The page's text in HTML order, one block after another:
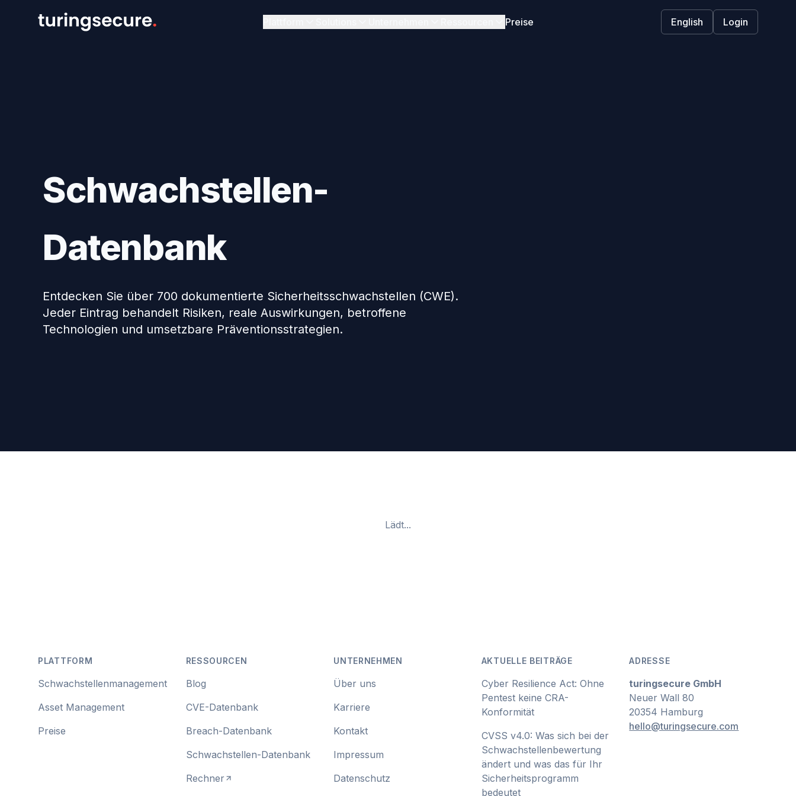
Preise English Login
Schwachstellen-
Datenbank
Entdecken Sie über 700 dokumentierte Sicherheitsschwachstellen (CWE).
Jeder Eintrag behandelt Risiken, reale Auswirkungen, betroffene
Technologien und umsetzbare Präventionsstrategien.
Lädt...
PLATTFORM
Schwachstellenmanagement
Asset Management
Preise
RESSOURCEN
Blog
CVE-Datenbank
Breach-Datenbank
Schwachstellen-Datenbank
Rechner
UNTERNEHMEN
Über uns
Karriere
Kontakt
Impressum
Datenschutz
AKTUELLE BEITRÄGE
Cyber Resilience Act: Ohne
Pentest keine CRA-
Konformität
CVSS v4.0: Was sich bei der
Schwachstellenbewertung
ändert und was das für Ihr
Sicherheitsprogramm
bedeutet
ADRESSE
turingsecure GmbH
Neuer Wall 80
20354 Hamburg
hello@turingsecure.com